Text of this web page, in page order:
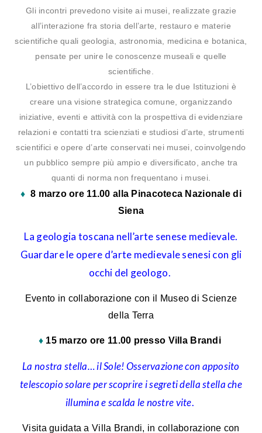
Gli incontri prevedono visite ai musei, realizzate grazie
all’interazione fra storia dell’arte, restauro e materie
scientifiche quali geologia, astronomia, medicina e botanica,
pensate per unire le conoscenze museali e quelle
scientifiche.
L’obiettivo dell’accordo in essere tra le due Istituzioni è
creare una visione strategica comune, organizzando
iniziative, eventi e attività con la prospettiva di evidenziare
relazioni e contatti tra scienziati e studiosi d’arte, strumenti
scientifici e opere d’arte conservati nei musei, coinvolgendo
un pubblico sempre più ampio e diversificato, anche tra
quanti di norma non frequentano i musei.
♦ 8 marzo ore 11.00 alla Pinacoteca Nazionale di
Siena
La geologia toscana nell’arte senese medievale.
Guardare le opere d’arte medievale senesi con gli
occhi del geologo.
Evento in collaborazione con il Museo di Scienze
della Terra
♦ 15 marzo ore 11.00 presso Villa Brandi
La nostra stella… il Sole! Osservazione con apposito
telescopio solare per scoprire i segreti della stella che
illumina e scalda le nostre vite.
Visita guidata a Villa Brandi, in collaborazione con